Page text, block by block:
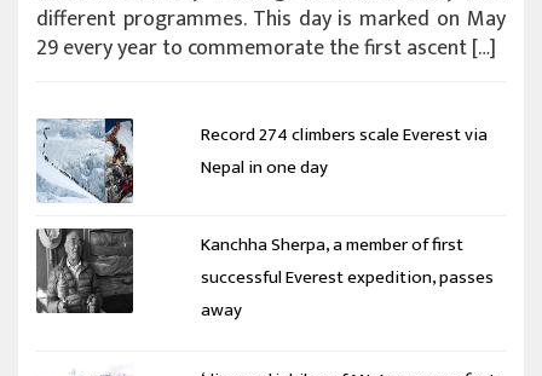
different programmes. This day is marked on May
29 every year to commemorate the first ascent […]
Record 274 climbers scale Everest via
Nepal in one day
Kanchha Sherpa, a member of first
successful Everest expedition, passes
away